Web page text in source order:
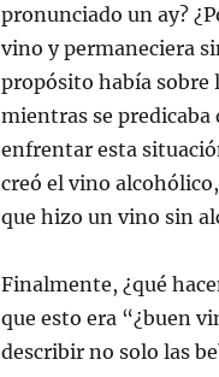
pronunciado un ay?
vino y permaneciera
propósito había sobre
mientras se predicaba
enfrentar esta
creó el vino
que hizo un vino sin
Finalmente, ¿qué
que esto era “¿buen
describir no solo las